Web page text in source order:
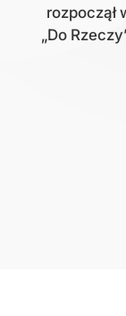
rozpoczął
„Do